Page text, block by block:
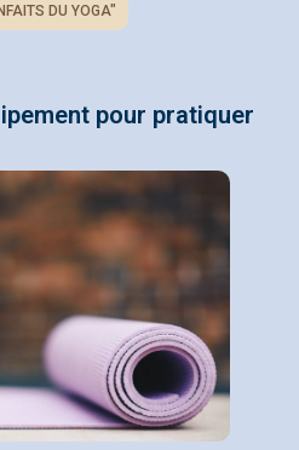
DU YOGA"
pour pratiquer